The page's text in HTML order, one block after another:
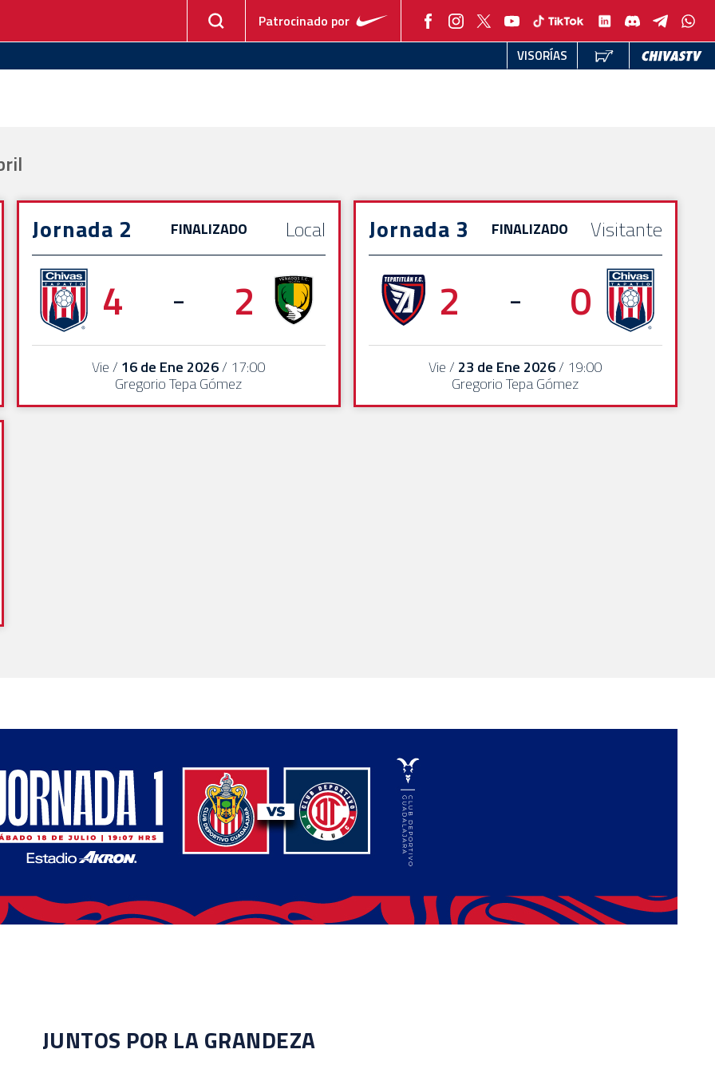
Patrocinado por
VISORÍAS
Jornada 2 FINALIZADO Local
4 - 2
Vie / 16 de Ene 2026/ 17:00
Gregorio Tepa Gómez
Jornada 3 FINALIZADO Visitante
2 - 0
Vie / 23 de Ene 2026/ 19:00
Gregorio Tepa Gómez
JUNTOS POR LA GRANDEZA